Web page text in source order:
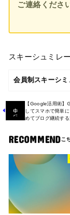
ご連絡くださ
スキーシュミレ
会員制スキーシ
【Google活用術】
してスマホで簡単
めてブログ継続す
RECOMMEND